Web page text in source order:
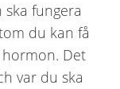
fungera
du kan få
Det
var du ska